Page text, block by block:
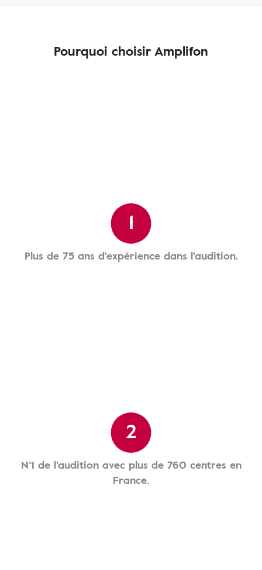
Pourquoi choisir Amplifon
1
Plus de 75 ans d'expérience dans l'audition.
2
N°1 de l'audition avec plus de 760 centres en
France.